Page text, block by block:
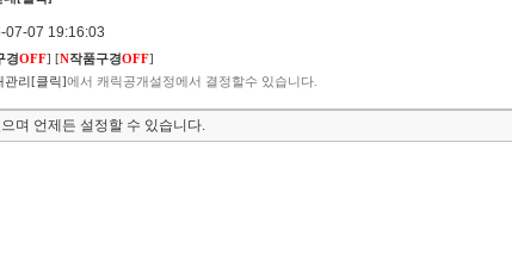
07-07 19:16:03
경OFF] [N작품구경OFF]
관리[클릭]에서 캐릭공개설정에서 결정할수 있습니다.
며 언제든 설정할 수 있습니다.